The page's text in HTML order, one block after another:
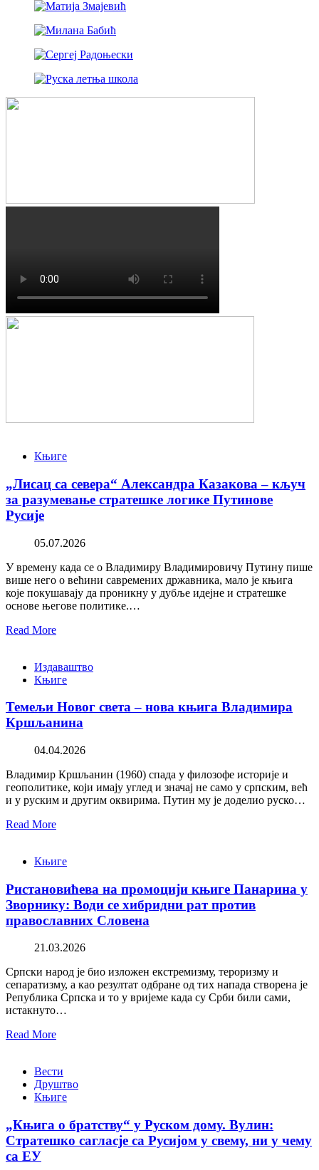
Књиге
„Лисац са севера“ Александра Казакова – кључ
за разумевање стратешке логике Путинове
Русије
05.07.2026
У времену када се о Владимиру Владимировичу Путину пише
више него о већини савремених државника, мало је књига
које покушавају да проникну у дубље идејне и стратешке
основе његове политике.…
Read More
Издаваштво
Књиге
Темељи Новог света – нова књига Владимира
Кршљанина
04.04.2026
Владимир Кршљанин (1960) спада у филозофе историје и
геополитике, који имају углед и значај не само у српским, већ
и у руским и другим оквирима. Путин му је доделио руско…
Read More
Књиге
Ристановићева на промоцији књиге Панарина у
Зворнику: Води се хибридни рат против
православних Словена
21.03.2026
Српски народ је био изложен екстремизму, тероризму и
сепаратизму, а као резултат одбране од тих напада створена је
Република Српска и то у вријеме када су Срби били сами,
истакнуто…
Read More
Вести
Друштво
Књиге
„Књига о братству“ у Руском дому. Вулин:
Стратешко сагласје са Русијом у свему, ни у чему
са ЕУ